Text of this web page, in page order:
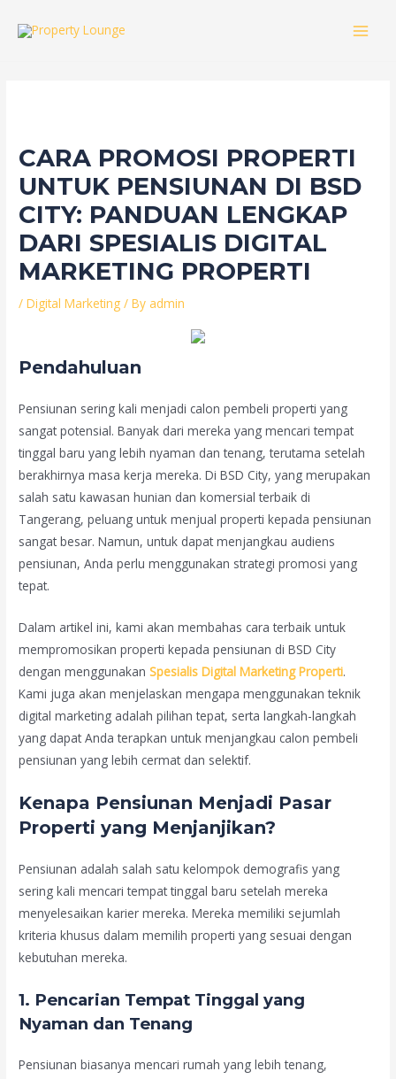
CARA PROMOSI PROPERTI
UNTUK PENSIUNAN DI BSD
CITY: PANDUAN LENGKAP
DARI SPESIALIS DIGITAL
MARKETING PROPERTI
/Digital Marketing / By admin
Pendahuluan
Pensiunan sering kali menjadi calon pembeli properti yang
sangat potensial. Banyak dari mereka yang mencari tempat
tinggal baru yang lebih nyaman dan tenang, terutama setelah
berakhirnya masa kerja mereka. Di BSD City, yang merupakan
salah satu kawasan hunian dan komersial terbaik di
Tangerang, peluang untuk menjual properti kepada pensiunan
sangat besar. Namun, untuk dapat menjangkau audiens
pensiunan, Anda perlu menggunakan strategi promosi yang
tepat.
Dalam artikel ini, kami akan membahas cara terbaik untuk
mempromosikan properti kepada pensiunan di BSD City
dengan menggunakanSpesialis Digital Marketing Properti.
Kami juga akan menjelaskan mengapa menggunakan teknik
digital marketing adalah pilihan tepat, serta langkah-langkah
yang dapat Anda terapkan untuk menjangkau calon pembeli
pensiunan yang lebih cermat dan selektif.
Kenapa Pensiunan Menjadi Pasar
Properti yang Menjanjikan?
Pensiunan adalah salah satu kelompok demografis yang
sering kali mencari tempat tinggal baru setelah mereka
menyelesaikan karier mereka. Mereka memiliki sejumlah
kriteria khusus dalam memilih properti yang sesuai dengan
kebutuhan mereka.
1. Pencarian Tempat Tinggal yang
Nyaman dan Tenang
Pensiunan biasanya mencari rumah yang lebih tenang,